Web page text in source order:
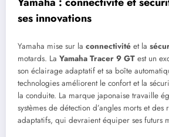
ses innovations
Yamaha mise sur la connectivité et la
motards. La Yamaha Tracer 9 GT est un
son éclairage adaptatif et sa boîte
technologies améliorent le confort et la
la conduite. La marque japonaise travaille
systèmes de détection d’angles morts et des
adaptatifs, qui devraient équiper ses futurs